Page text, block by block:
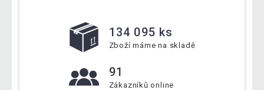
134 095 ks
Zboží máme na skladě
91
Zákazníků online